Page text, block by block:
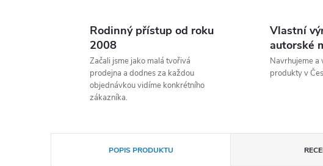
Rodinný přístup od roku
2008
Začali jsme jako malá tvořivá
prodejna a dodnes za každou
objednávkou vidíme konkrétního
zákazníka.
Vlastní
autorské
Navrhujeme a
produkty v
POPIS PRODUKTU